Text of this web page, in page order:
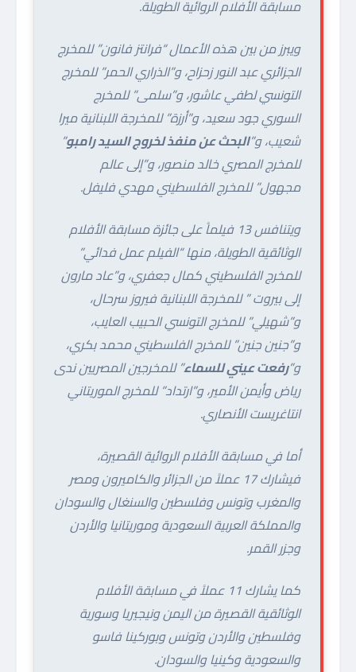
مسابقة الأفلام الروائية الطويلة.
ويبرز من بين هذه الأعمال “فرانتز فانون” للمخرج
الجزائري عبد النور زحزاح، و”الذراري الحمر” للمخرج
التونسي لطفي عاشور، و”سلمى” للمخرج
السوري جود سعيد، و”أرزة” للمخرجة اللبنانية ميرا
شعيب، و”البحث عن منفذ لخروج السيد رامبو”
للمخرج المصري خالد منصور، و”إلى عالم
مجهول” للمخرج الفلسطيني مهدي فليفل.
ويتنافس 13 فيلماً على جائزة مسابقة الأفلام
الوثائقية الطويلة، منها “الفيلم عمل فدائي”
للمخرج الفلسطيني كمال جعفري، و”عاد مارون
إلى بيروت ” للمخرجة اللبنانية فيروز سرحال،
و”شهيلي” للمخرج التونسي الحبيب العايب،
و”جنين جنين” للمخرج الفلسطيني محمد بكري،
و”رفعت عيني للسماء” للمخرجين المصريين ندى
رياض وأيمن الأمير، و”ارتداد” للمخرج الموريتاني
انتاغريست الأنصاري.
أما في مسابقة الأفلام الروائية القصيرة،
فيشارك 17 عملاً من الجزائر والكاميرون ومصر
والمغرب وتونس وفلسطين والسنغال والسودان
والمملكة العربية السعودية وموريتانيا والأردن
وجزر القمر.
كما يشارك 11 عملاً في مسابقة الأفلام
الوثائقية القصيرة من اليمن ونيجيريا وسورية
وفلسطين والأردن وتونس وبوركينا فاسو
والسعودية وكينيا والسودان.